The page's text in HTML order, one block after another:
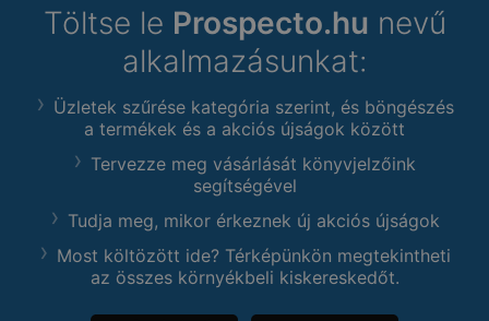
Töltse le Prospecto.hu nevű
alkalmazásunkat:
Üzletek szűrése kategória szerint, és böngészés
a termékek és a akciós újságok között
Tervezze meg vásárlását könyvjelzőink
segítségével
Tudja meg, mikor érkeznek új akciós újságok
Most költözött ide? Térképünkön megtekintheti
az összes környékbeli kiskereskedőt.